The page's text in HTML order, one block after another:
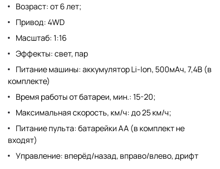
Возраст: от 6 лет;
Привод: 4WD
Масштаб: 1:16
Эффекты: свет, пар
Питание машины: аккумулятор Li-Ion, 500мАч, 7,4В (в
комплекте)
Время работы от батареи, мин.: 15-20;
Максимальная скорость, км/ч: до 25 км/ч;
Питание пульта: батарейки AA (в комплект не
входят)
Управление: вперёд/назад, вправо/влево, дрифт